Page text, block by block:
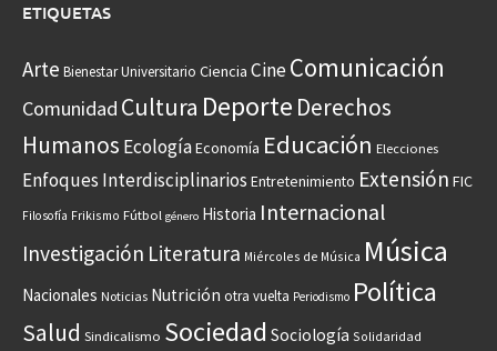
ETIQUETAS
Arte Bienestar Universitario Ciencia CineComunicación
Comunidad Cultura Deporte Derechos
Humanos EcologíaEconomía Educación Elecciones
Enfoques Interdisciplinarios Entretenimiento Extensión FIC
Filosofía Frikismo Fútbol género Historia Internacional
Investigación Literatura Miércoles de Música Música
Nacionales Noticias Nutrición otra vuelta Periodismo Política
Salud Sindicalismo Sociedad Sociología Solidaridad